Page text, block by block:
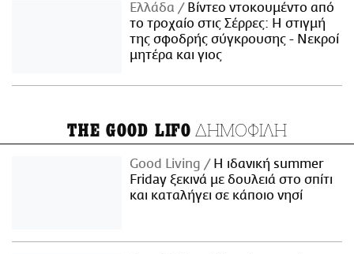
Ελλάδα
Βίντεο ντοκουμέντο από
το τροχαίο στις Σέρρες: Η στιγμή
της σφοδρής σύγκρουσης - Νεκροί
μητέρα και γιος
THE GOOD LIFO ΔΗΜΟΦΙΛΗ
Good Living
Η ιδανική summer
Friday ξεκινά με δουλειά στο σπίτι
και καταλήγει σε κάποιο νησί